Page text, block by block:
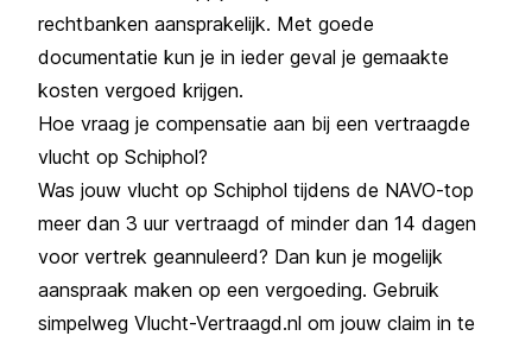
rechtbanken aansprakelijk. Met goede
documentatie kun je in ieder geval je gemaakte
kosten vergoed krijgen.
Hoe vraag je compensatie aan bij een vertraagde
vlucht op Schiphol?
Was jouw vlucht op Schiphol tijdens de NAVO-top
meer dan 3 uur vertraagd of minder dan 14 dagen
voor vertrek geannuleerd? Dan kun je mogelijk
aanspraak maken op een vergoeding. Gebruik
simpelweg Vlucht-Vertraagd.nl om jouw claim in te